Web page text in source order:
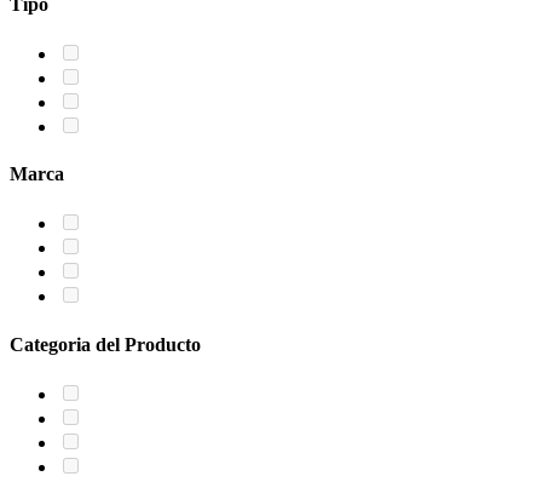
Marca
Categoria del Producto